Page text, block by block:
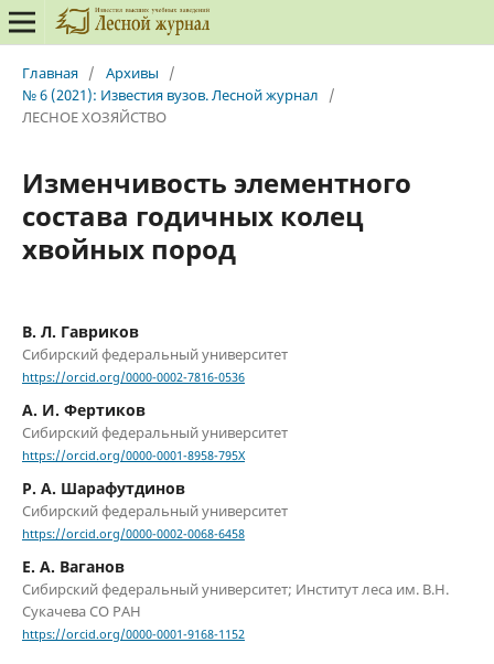
Главная / Архивы
/
№ 6 (2021): Известия вузов. Лесной журнал
/
ЛЕСНОЕ ХОЗЯЙСТВО
Изменчивость элементного
состава годичных колец
хвойных пород
В. Л. Гавриков
Сибирский федеральный университет
https://orcid.org/0000-0002-7816-0536
А. И. Фертиков
Сибирский федеральный университет
https://orcid.org/0000-0001-8958-795X
Р. А. Шарафутдинов
Сибирский федеральный университет
https://orcid.org/0000-0002-0068-6458
Е. А. Ваганов
Сибирский федеральный университет; Институт леса им. В.Н.
Сукачева СО РАН
https://orcid.org/0000-0001-9168-1152